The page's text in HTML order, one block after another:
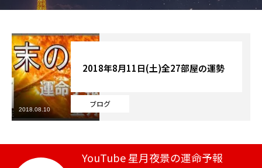
記事カテゴリー
ブログ
お知らせ
芸能界
テニス
ブログ
2018年8月11日(土)全27部屋の運勢
2018.08.10
YouTube 星月夜景の運命予報